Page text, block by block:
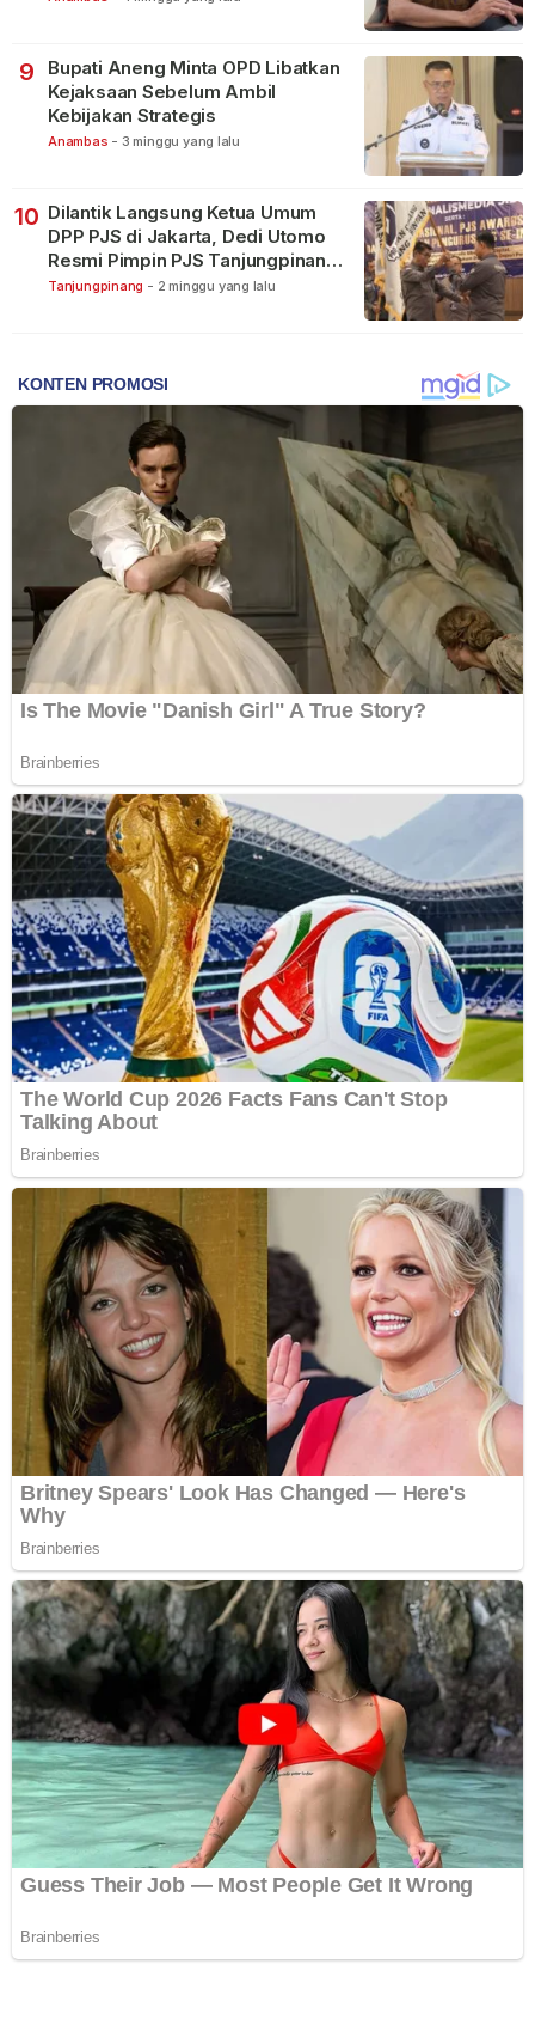
9
Bupati Aneng Minta OPD Libatkan
Kejaksaan Sebelum Ambil
Kebijakan Strategis
Anambas - 3 minggu yang lalu
10 Dilantik Langsung Ketua Umum
DPP PJS di Jakarta, Dedi Utomo
Resmi Pimpin PJS Tanjungpinang-
Bintan
Tanjungpinang - 2 minggu yang lalu